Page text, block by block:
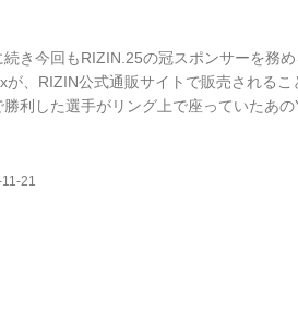
き今回もRIZIN.25の冠スポンサーを務
が、RIZIN公式通販サイトで販売される
利した選手がリング上で座っていたあの
Yogibo presents RIZIN.24 勝利者3 RIZIN
売スタート！このチャンスに、数量限定...